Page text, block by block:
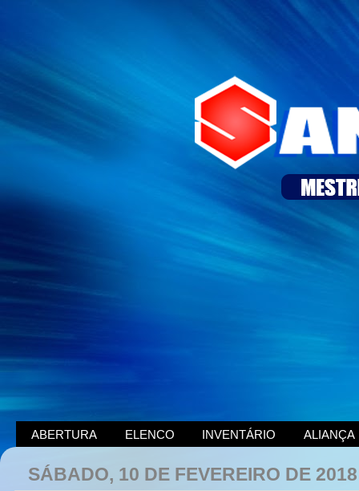
ABERTURA ELENCO INVENTÁRIO ALIANÇA
SÁBADO, 10 DE FEVEREIRO DE 2018